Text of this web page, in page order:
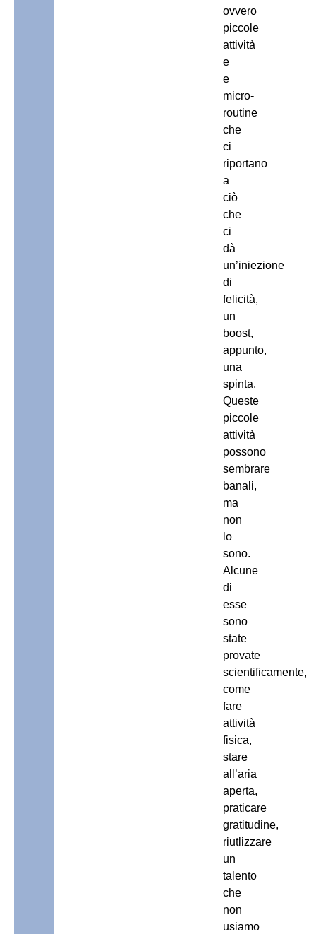
ovvero
piccole
attività
e
e
micro-
routine
che
ci
riportano
a
ciò
che
ci
dà
un’iniezione
di
felicità,
un
boost,
appunto,
una
spinta.
Queste
piccole
attività
possono
sembrare
banali,
ma
non
lo
sono.
Alcune
di
esse
sono
state
provate
scientificamente,
come
fare
attività
fisica,
stare
all’aria
aperta,
praticare
gratitudine,
riutlizzare
un
talento
che
non
usiamo